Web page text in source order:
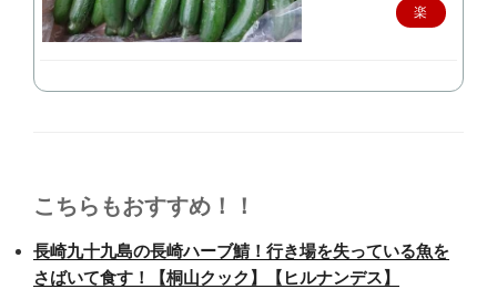
楽
こちらもおすすめ！！
長崎九十九島の長崎ハーブ鯖！行き場を失っている魚を
さばいて食す！【桐山クック】【ヒルナンデス】